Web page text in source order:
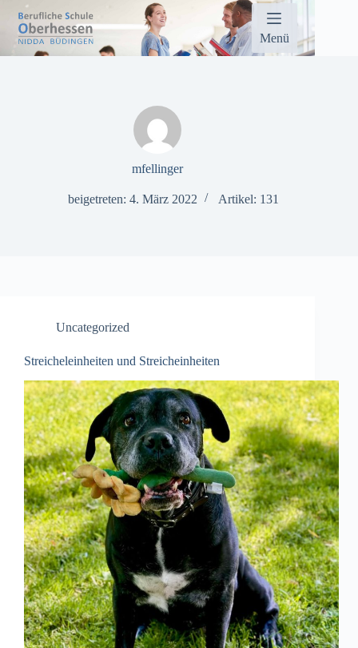
Inhalt
springen
Menü
mfellinger
beigetreten: 4. März 2022 Artikel: 131
Uncategorized
Streicheleinheiten und Streicheinheiten